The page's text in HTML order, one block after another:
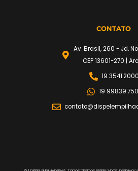
CONTATO
Av. Brasil, 260 - Jd.
CEP 13601-270 |
19 3541.2000
19